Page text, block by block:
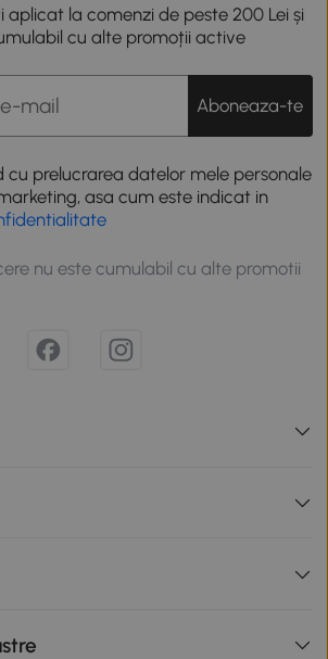
aplicat la comenzi de peste 200 Lei și
cu alte promoții active
Aboneaza-te
cu prelucrarea datelor mele personale
asa cum este indicat in
nu este cumulabil cu alte promotii